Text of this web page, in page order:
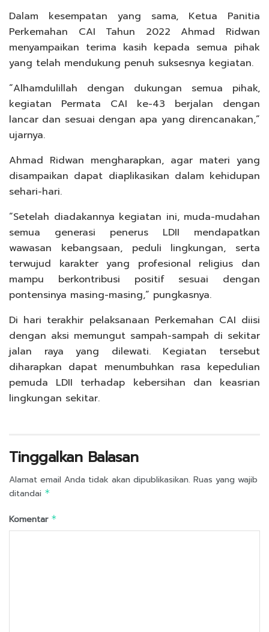
Dalam kesempatan yang sama, Ketua Panitia
Perkemahan CAI Tahun 2022 Ahmad Ridwan
menyampaikan terima kasih kepada semua pihak
yang telah mendukung penuh suksesnya kegiatan.
“Alhamdulillah dengan dukungan semua pihak,
kegiatan Permata CAI ke-43 berjalan dengan
lancar dan sesuai dengan apa yang direncanakan,”
ujarnya.
Ahmad Ridwan mengharapkan, agar materi yang
disampaikan dapat diaplikasikan dalam kehidupan
sehari-hari.
“Setelah diadakannya kegiatan ini, muda-mudahan
semua generasi penerus LDII mendapatkan
wawasan kebangsaan, peduli lingkungan, serta
terwujud karakter yang profesional religius dan
mampu berkontribusi positif sesuai dengan
pontensinya masing-masing,” pungkasnya.
Di hari terakhir pelaksanaan Perkemahan CAI diisi
dengan aksi memungut sampah-sampah di sekitar
jalan raya yang dilewati. Kegiatan tersebut
diharapkan dapat menumbuhkan rasa kepedulian
pemuda LDII terhadap kebersihan dan keasrian
lingkungan sekitar.
Tinggalkan Balasan
Alamat email Anda tidak akan dipublikasikan. Ruas yang wajib
ditandai *
Komentar *